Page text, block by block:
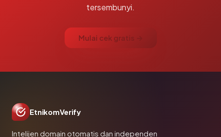
tersembunyi.
Mulai cek gratis →
EtnikomVerify
Intelijen domain otomatis dan independen